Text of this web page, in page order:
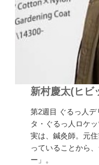
新村慶太(ヒビ
第2週目 ぐるっ人
タ・ぐるっ人ロケ
実は、鍼灸師。元
っていることから
ー」。